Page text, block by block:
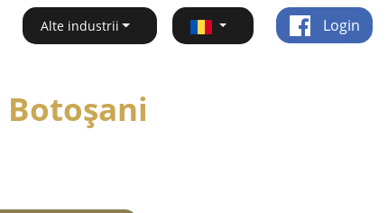
Alte industrii Login